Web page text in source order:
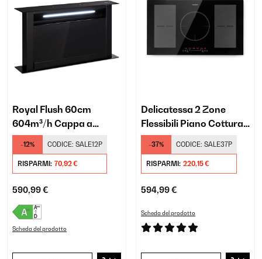
Royal Flush 60cm
604m³/h Cappa a
Scomparsa Nero
-12% CODICE: SALE12P
RISPARMI: 70,92 €
590,99 €
Scheda del prodotto
Delicatessa 2 Zone
Flessibili Piano Cottura
a Induzione 5 Fuochi
Nero
-37% CODICE: SALE37P
RISPARMI: 220,15 €
594,99 €
Scheda del prodotto